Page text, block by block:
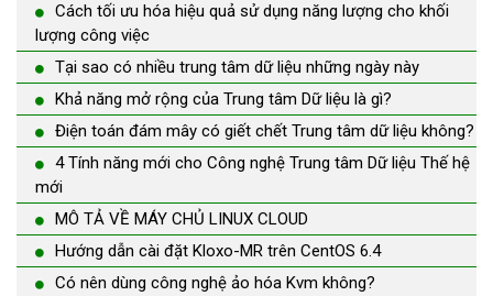
Cách tối ưu hóa hiệu quả sử dụng năng lượng cho khối
lượng công việc
Tại sao có nhiều trung tâm dữ liệu những ngày này
Khả năng mở rộng của Trung tâm Dữ liệu là gì?
Điện toán đám mây có giết chết Trung tâm dữ liệu không?
4 Tính năng mới cho Công nghệ Trung tâm Dữ liệu Thế hệ
mới
MÔ TẢ VỀ MÁY CHỦ LINUX CLOUD
Hướng dẫn cài đặt Kloxo-MR trên CentOS 6.4
Có nên dùng công nghệ ảo hóa Kvm không?